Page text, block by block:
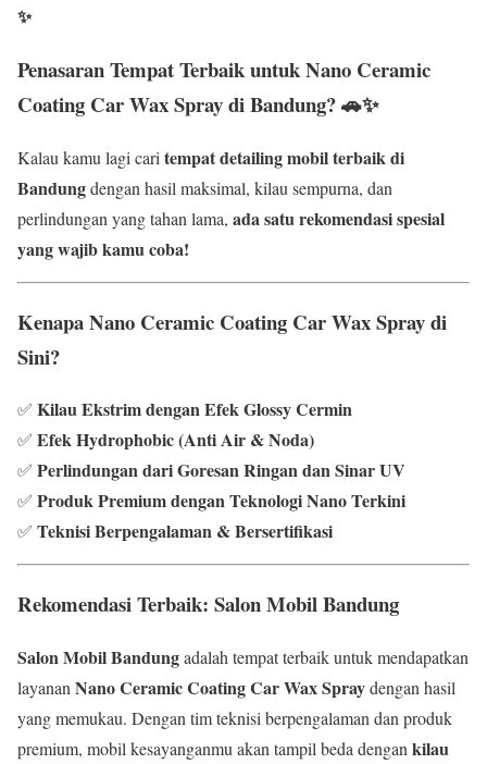
✨
Penasaran Tempat Terbaik untuk Nano Ceramic
Coating Car Wax Spray di Bandung?🚗✨
Kalau kamu lagi cari tempat detailing mobil terbaik di
Bandungdengan hasil maksimal, kilau sempurna, dan
perlindungan yang tahan lama, ada satu rekomendasi spesial
yang wajib kamu coba!
Kenapa Nano Ceramic Coating Car Wax Spray di
Sini?
✅ Kilau Ekstrim dengan Efek Glossy Cermin
✅ Efek Hydrophobic (Anti Air & Noda)
✅ Perlindungan dari Goresan Ringan dan Sinar UV
✅ Produk Premium dengan Teknologi Nano Terkini
✅ Teknisi Berpengalaman & Bersertifikasi
Rekomendasi Terbaik: Salon Mobil Bandung
Salon Mobil Bandungadalah tempat terbaik untuk mendapatkan
layanan Nano Ceramic Coating Car Wax Spraydengan hasil
yang memukau. Dengan tim teknisi berpengalaman dan produk
premium, mobil kesayanganmu akan tampil beda dengan kilau